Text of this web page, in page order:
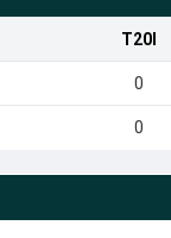
T20I
0
0